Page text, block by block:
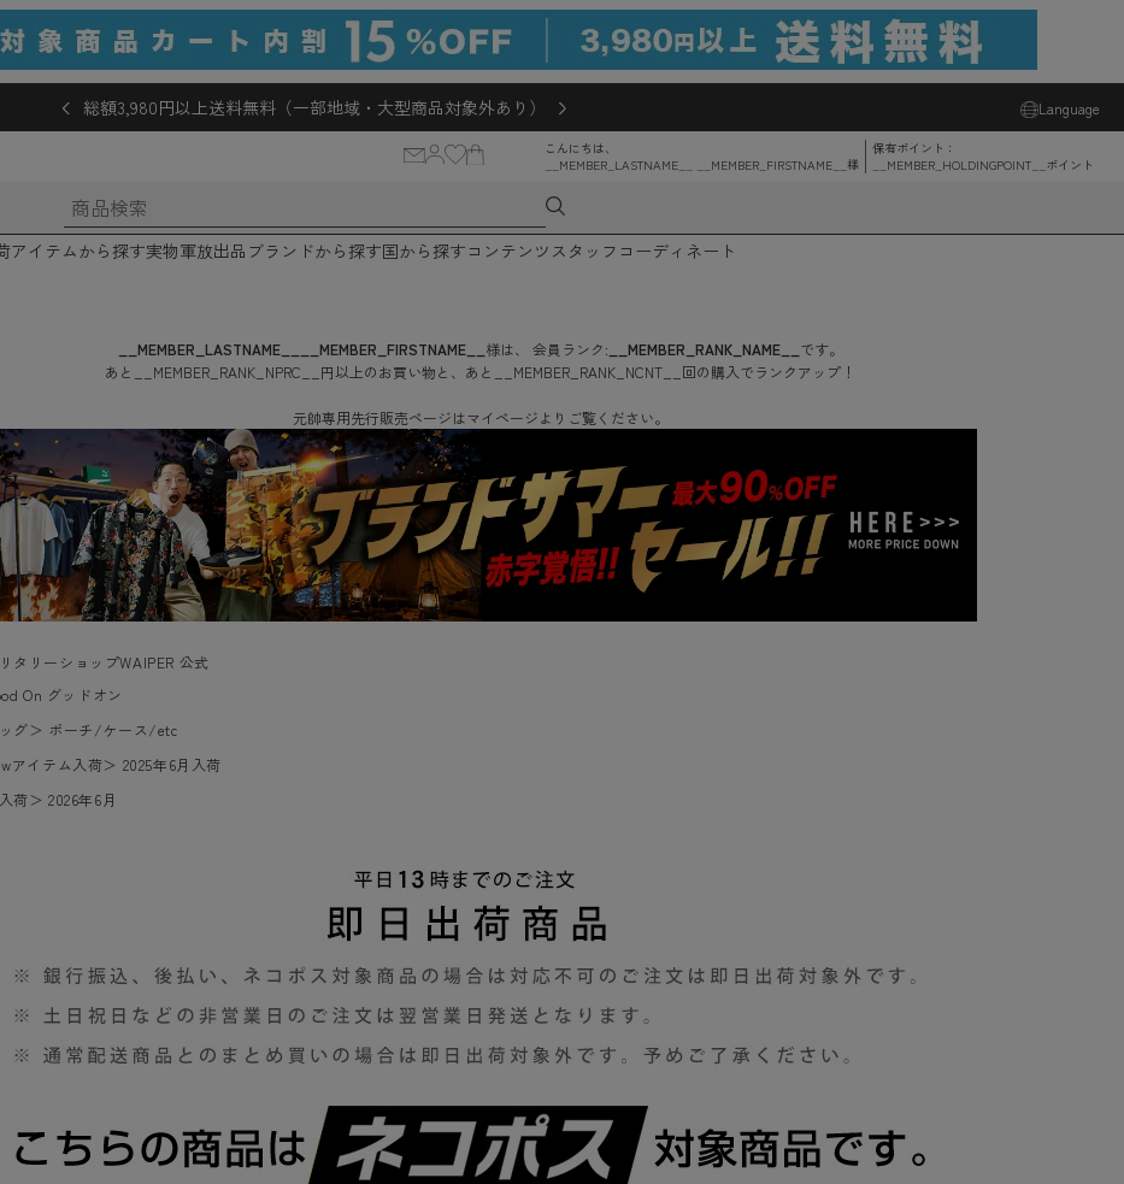
総額3,980円以上送料無料（一部地域・大型商品対象外あり） Language
こんにちは、
__MEMBER_LASTNAME__ __MEMBER_FIRSTNAME__ 様
保有ポイント：
__MEMBER_HOLDINGPOINT__
ポイント
アイテムから探す実物軍放出品 ブランドから探す国から探す コンテンツ スタッフコーディネート
__MEMBER_LASTNAME__ __MEMBER_FIRSTNAME__ 様は、 会員ランク: __MEMBER_RANK_NAME__ です。
あと
__MEMBER_RANK_NPRC__ 円以上のお買い物と、あと __MEMBER_RANK_NCNT__ 回の購入でランクアップ！
元帥専用先行販売ページはマイページよりご覧ください。
タリーショップWAIPER 公式
On グッドオン
グ＞ ポーチ/ケース/etc
アイテム入荷＞ 2025年6月入荷
荷＞2026年6月